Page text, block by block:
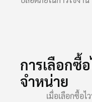
การเลือกซื้
จำหน่าย
เมื่อเลือกซื้อไวร์